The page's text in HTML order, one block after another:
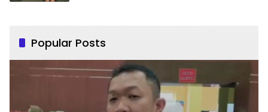
Popular Posts